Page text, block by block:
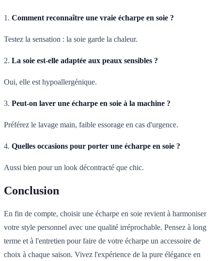
1. Comment reconnaître une vraie écharpe en soie ?
Testez la sensation : la soie garde la chaleur.
2. La soie est-elle adaptée aux peaux sensibles ?
Oui, elle est hypoallergénique.
3. Peut-on laver une écharpe en soie à la machine ?
Préférez le lavage main, faible essorage en cas d'urgence.
4. Quelles occasions pour porter une écharpe en soie ?
Aussi bien pour un look décontracté que chic.
Conclusion
En fin de compte, choisir une écharpe en soie revient à harmoniser
votre style personnel avec une qualité irréprochable. Pensez à long
terme et à l'entretien pour faire de votre écharpe un accessoire de
choix à chaque saison. Vivez l'expérience de la pure élégance en